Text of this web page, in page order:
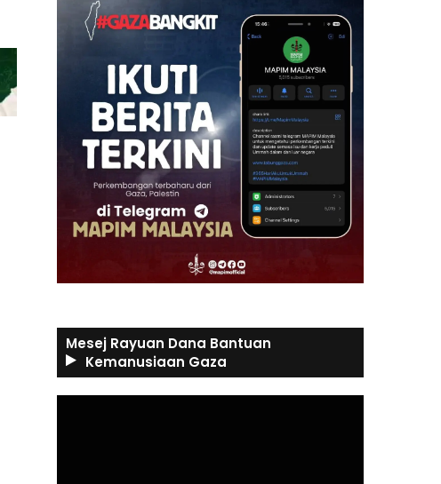
Mesej Rayuan Dana Bantuan
Kemanusiaan Gaza